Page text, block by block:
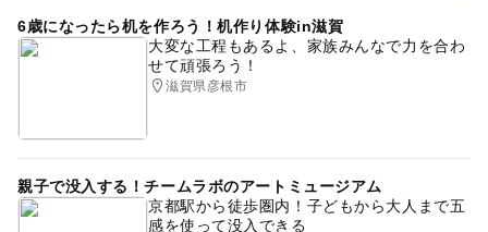
6歳になったら机を作ろう！机作り体験in滋賀
大変な工程もあるよ、家族みんなで力を合わ
せて頑張ろう！
滋賀県彦根市
親子で没入する！チームラボのアートミュージアム
京都駅から徒歩圏内！子どもから大人まで五
感を使って没入できる